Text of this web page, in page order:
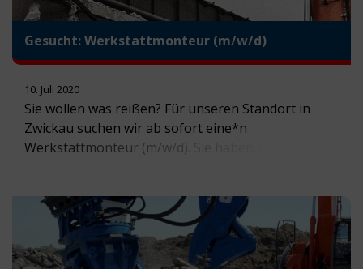
Gesucht: Werkstattmonteur (m/w/d)
10. Juli 2020
Sie wollen was reißen? Für unseren Standort in
Zwickau suchen wir ab sofort eine*n
Werkstattmonteur (m/w/d). Sie haben eine
über Ihre aussagekräftige Bewerbung. Mehr
Informationen erhalten Sie hier: Download:
Stellenausschreibung Werkstattmonteur (m/w/d)
Für die bessere Lesbarkeit des Textes wird auf die